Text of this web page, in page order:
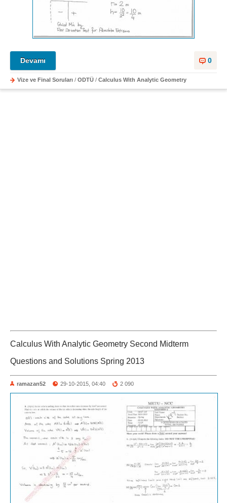
0
Devamı
Vize ve Final Soruları / ODTÜ / Calculus With Analytic Geometry
Calculus With Analytic Geometry Second Midterm
Questions and Solutions Spring 2013
ramazan52 29-10-2015, 04:40 2 090